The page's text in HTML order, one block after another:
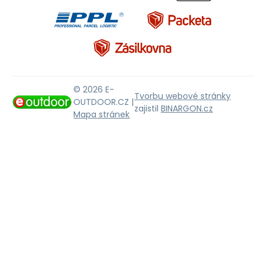
© 2026 E-
OUTDOOR.CZ |
Mapa stránek
Tvorbu webové stránky
zajistil BINARGON.cz